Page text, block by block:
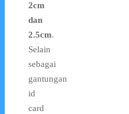
2cm
dan
2.5cm.
Selain
sebagai
gantungan
id
card